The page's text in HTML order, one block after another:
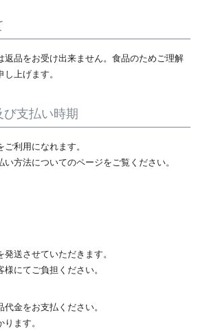
返品をお受け出来ません。食品のためご理解
上げます。
支払い時期
利用になれます。
方法についてのページをご覧ください。
送させていただきます。
にてご負担ください。
金をお支払ください。
ます。